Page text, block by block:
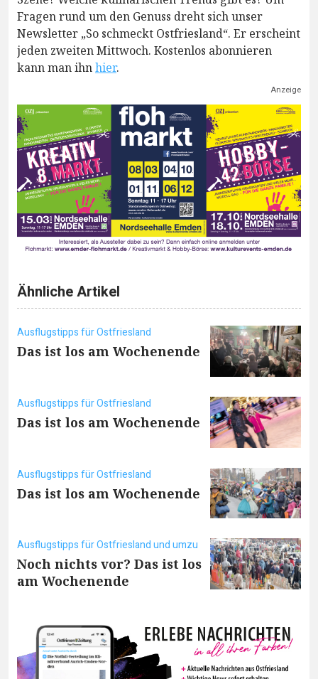
Fragen rund um den Genuss dreht sich unser
Newsletter „So schmeckt Ostfriesland“. Er erscheint
jeden zweiten Mittwoch. Kostenlos abonnieren
kann man ihnhier.
Anzeige
Ähnliche Artikel
Ausflugstipps für Ostfriesland
Das ist los am Wochenende
Ausflugstipps für Ostfriesland
Das ist los am Wochenende
Ausflugstipps für Ostfriesland
Das ist los am Wochenende
Ausflugstipps für Ostfriesland und umzu
Noch nichts vor? Das ist los
am Wochenende